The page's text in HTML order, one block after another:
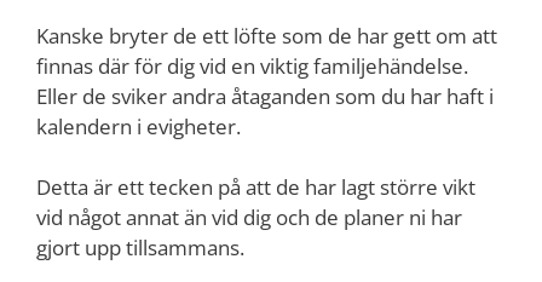
Kanske bryter de ett löfte som de har gett om att
finnas där för dig vid en viktig familjehändelse.
Eller de sviker andra åtaganden som du har haft i
kalendern i evigheter.
Detta är ett tecken på att de har lagt större vikt
vid något annat än vid dig och de planer ni har
gjort upp tillsammans.